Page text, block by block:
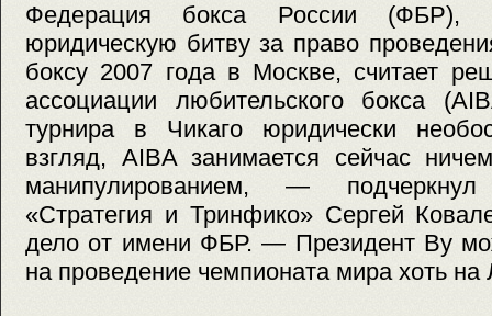
Федерация бокса России (ФБР),
юридическую битву за право
боксу 2007 года в Москве, считает
ассоциации любительского бокса
турнира в Чикаго юридически
взгляд, AIBA занимается сейчас
манипулированием, —
«Стратегия и Тринфико» Сергей
дело от имени ФБР. — Президент Ву
на проведение чемпионата мира хоть на